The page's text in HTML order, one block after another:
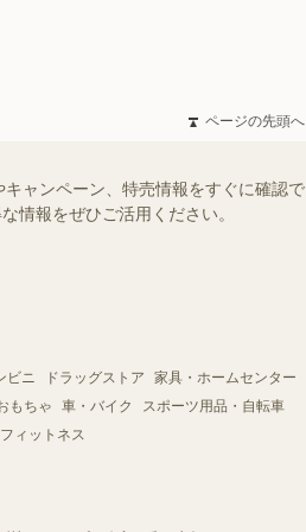
ページの先頭へ
ャンペーン、特売情報をすぐに確認で
情報をぜひご活用ください。
ビニ ドラッグストア
家具・ホームセンター
もちゃ
車・バイク
スポーツ用品・自転車
ィットネス